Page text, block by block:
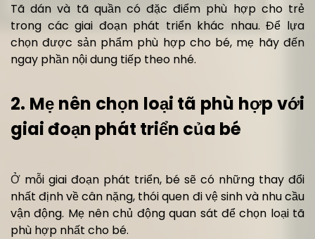
Tã dán và tã quần có đặc điểm phù hợp cho trẻ
trong các giai đoạn phát triển khác nhau. Để lựa
chọn được sản phẩm phù hợp cho bé, mẹ hãy đến
ngay phần nội dung tiếp theo nhé.
2. Mẹ nên chọn loại tã phù hợp với
giai đoạn phát triển của bé
Ở mỗi giai đoạn phát triển, bé sẽ có những thay đổi
nhất định về cân nặng, thói quen đi vệ sinh và nhu cầu
vận động. Mẹ nên chủ động quan sát để chọn loại tã
phù hợp nhất cho bé.